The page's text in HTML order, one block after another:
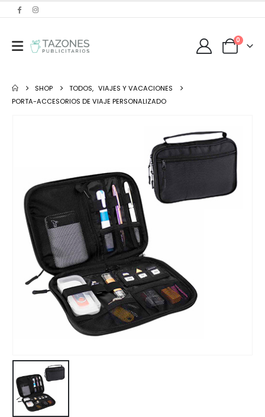
0
SHOP TODOS, VIAJES Y VACACIONES
PORTA-ACCESORIOS DE VIAJE PERSONALIZADO